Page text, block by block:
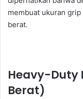
membuat ukuran
berat.
Heavy-Duty
Berat)